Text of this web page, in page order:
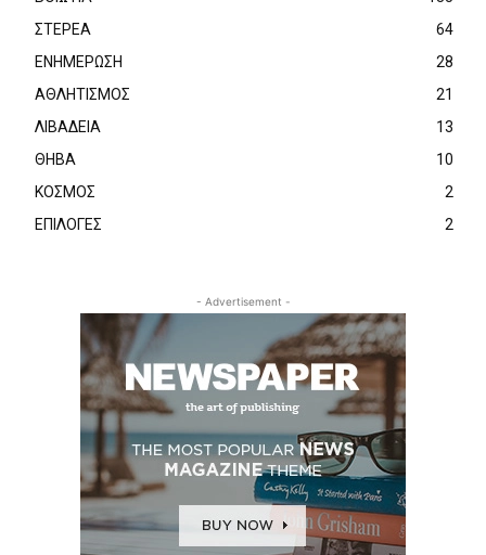
ΣΤΕΡΕΑ
64
ΕΝΗΜΕΡΩΣΗ
28
ΑΘΛΗΤΙΣΜΟΣ
21
ΛΙΒΑΔΕΙΑ
13
ΘΗΒΑ
10
ΚΟΣΜΟΣ
2
ΕΠΙΛΟΓΕΣ
2
- Advertisement -